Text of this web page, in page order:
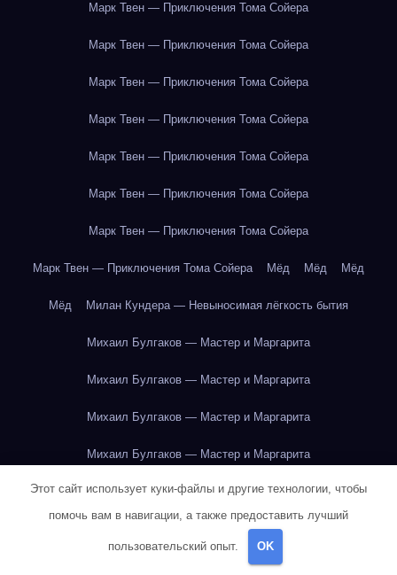
Марк Твен — Приключения Тома Сойера
Марк Твен — Приключения Тома Сойера
Марк Твен — Приключения Тома Сойера
Марк Твен — Приключения Тома Сойера
Марк Твен — Приключения Тома Сойера
Марк Твен — Приключения Тома Сойера
Марк Твен — Приключения Тома Сойера
Марк Твен — Приключения Тома Сойера Мёд Мёд Мёд
Мёд Милан Кундера — Невыносимая лёгкость бытия
Михаил Булгаков — Мастер и Маргарита
Михаил Булгаков — Мастер и Маргарита
Михаил Булгаков — Мастер и Маргарита
Михаил Булгаков — Мастер и Маргарита
Михаил Булгаков — Мастер и Маргарита
Михаил Булгаков — Мастер и Маргарита
Михаил Булгаков — Мастер и Маргарита
Этот сайт использует куки-файлы и другие технологии, чтобы
помочь вам в навигации, а также предоставить лучший
пользовательский опыт. OK